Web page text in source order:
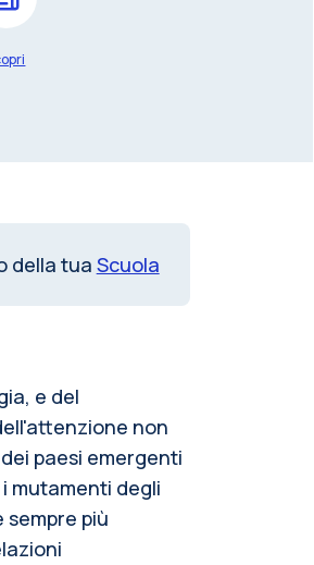
della tua Scuola
e del
non
paesi emergenti
mutamenti degli
più